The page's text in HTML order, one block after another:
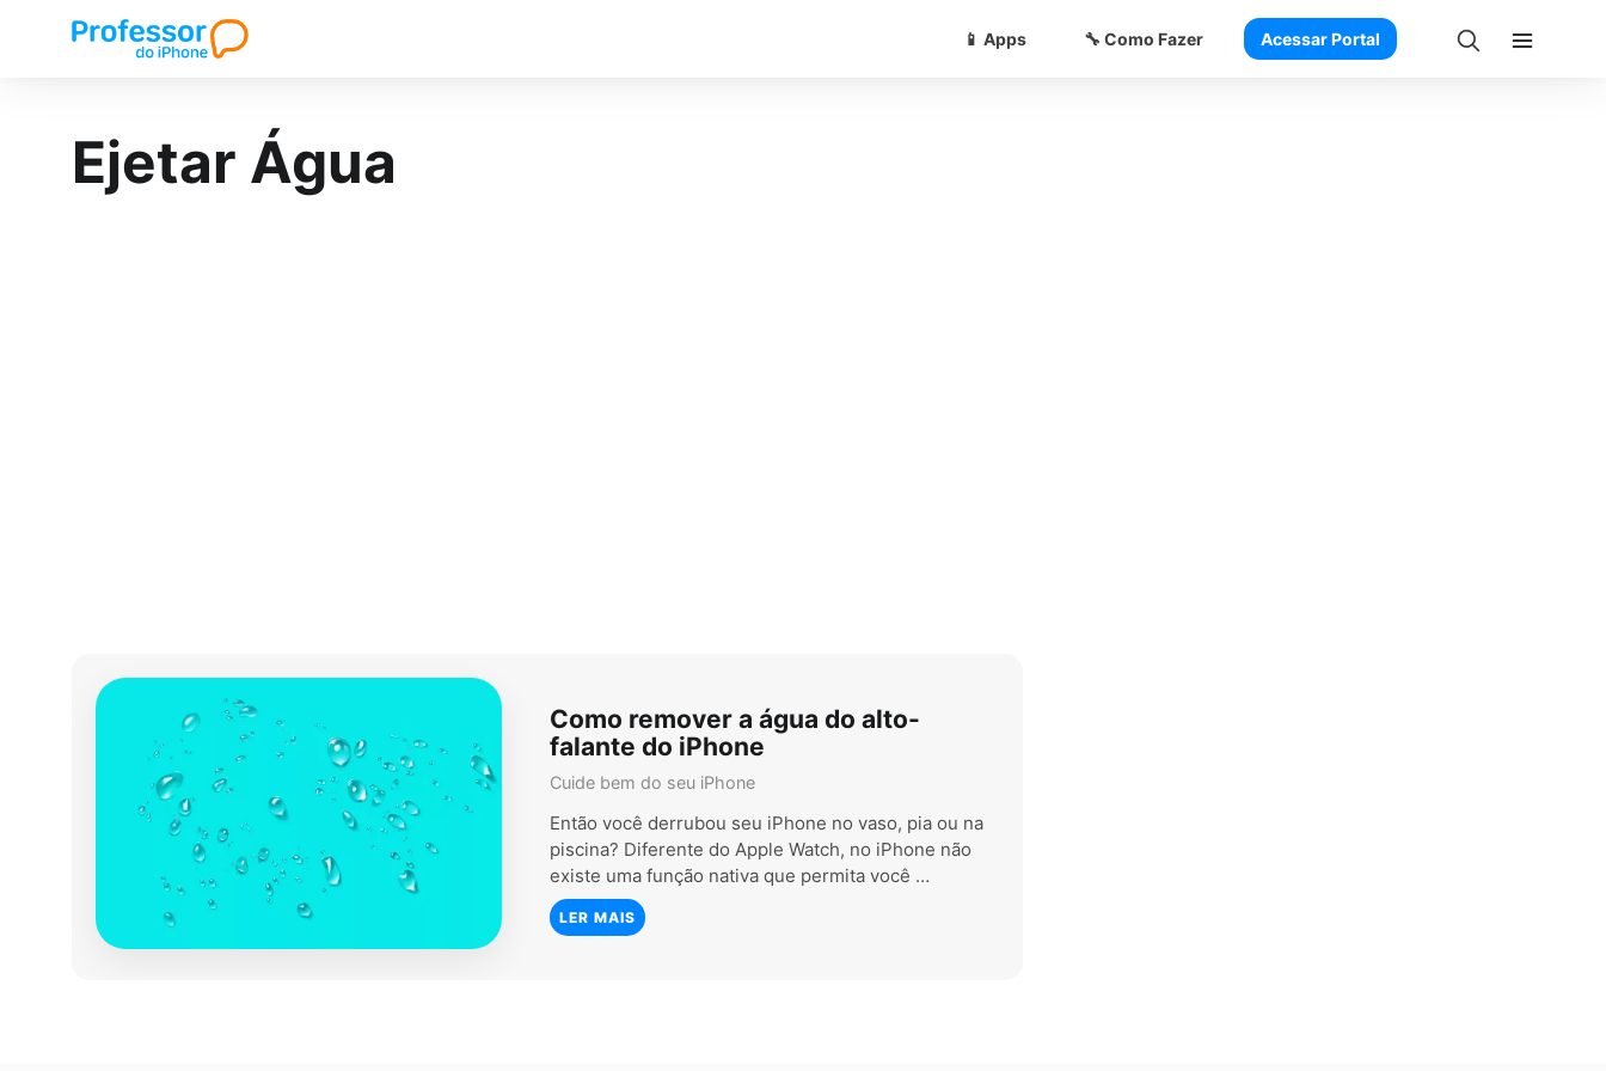
📱 Apps 🔧 Como Fazer Acessar Portal
Ejetar Água
Como remover a água do alto-
falante do iPhone
Cuide bem do seu iPhone
Então você derrubou seu iPhone no vaso, pia ou na
piscina? Diferente do Apple Watch, no iPhone não
existe uma função nativa que permita você …
LER MAIS